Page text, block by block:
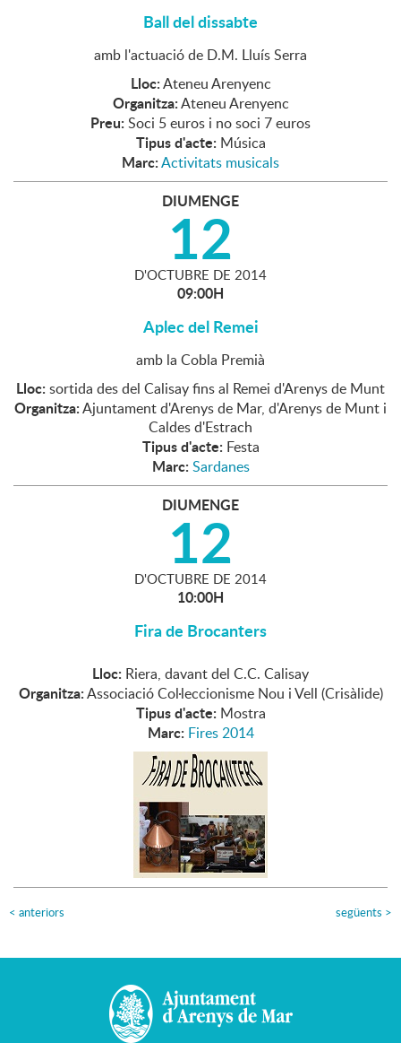
Ball del dissabte
amb l'actuació de D.M. Lluís Serra
Lloc:Ateneu Arenyenc
Organitza:Ateneu Arenyenc
Preu: Soci 5 euros i no soci 7 euros
Tipus d'acte: Música
Marc:Activitats musicals
DIUMENGE
12
D'OCTUBRE DE 2014
09:00H
Aplec del Remei
amb la Cobla Premià
Lloc: sortida des del Calisay fins al Remei d'Arenys de Munt
Organitza:Ajuntament d'Arenys de Mar, d'Arenys de Munt i
Caldes d'Estrach
Tipus d'acte: Festa
Marc: Sardanes
DIUMENGE
12
D'OCTUBRE DE 2014
10:00H
Fira de Brocanters
Lloc: Riera, davant del C.C. Calisay
Organitza:Associació Col·leccionisme Nou i Vell (Crisàlide)
Tipus d'acte: Mostra
Marc: Fires 2014
< anteriors següents >